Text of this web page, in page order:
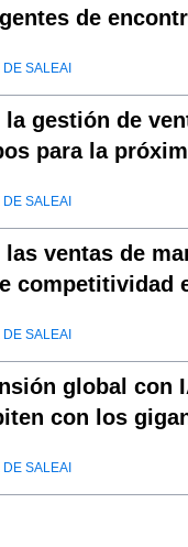
de
SALEAI
la gestión de
para la
SALEAI
las ventas de
competitividad
SALEAI
global con
con los
SALEAI